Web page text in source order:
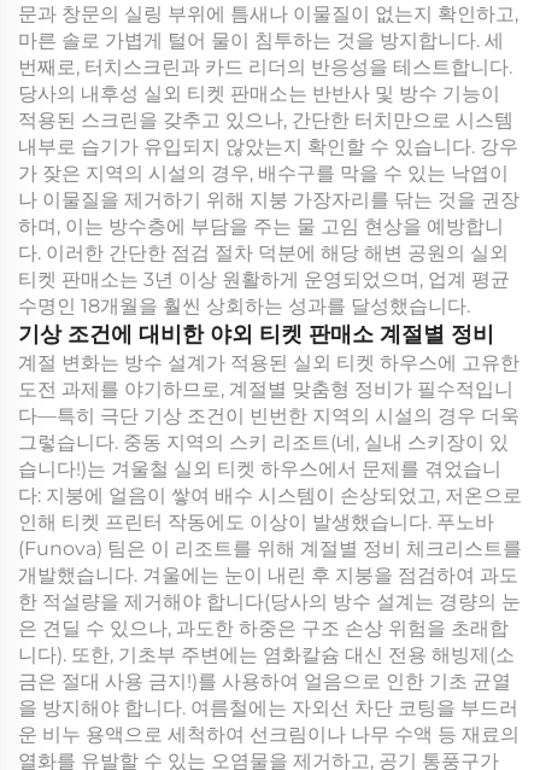
문과 창문의 실링 부위에 틈새나 이물질이 없는지 확인하고,
마른 솔로 가볍게 털어 물이 침투하는 것을 방지합니다. 세
번째로, 터치스크린과 카드 리더의 반응성을 테스트합니다.
당사의 내후성 실외 티켓 판매소는 반반사 및 방수 기능이
적용된 스크린을 갖추고 있으나, 간단한 터치만으로 시스템
내부로 습기가 유입되지 않았는지 확인할 수 있습니다. 강우
가 잦은 지역의 시설의 경우, 배수구를 막을 수 있는 낙엽이
나 이물질을 제거하기 위해 지붕 가장자리를 닦는 것을 권장
하며, 이는 방수층에 부담을 주는 물 고임 현상을 예방합니
다. 이러한 간단한 점검 절차 덕분에 해당 해변 공원의 실외
티켓 판매소는 3년 이상 원활하게 운영되었으며, 업계 평균
수명인 18개월을 훨씬 상회하는 성과를 달성했습니다.
기상 조건에 대비한 야외 티켓 판매소 계절별 정비
계절 변화는 방수 설계가 적용된 실외 티켓 하우스에 고유한
도전 과제를 야기하므로, 계절별 맞춤형 정비가 필수적입니
다—특히 극단 기상 조건이 빈번한 지역의 시설의 경우 더욱
그렇습니다. 중동 지역의 스키 리조트(네, 실내 스키장이 있
습니다!)는 겨울철 실외 티켓 하우스에서 문제를 겪었습니
다: 지붕에 얼음이 쌓여 배수 시스템이 손상되었고, 저온으로
인해 티켓 프린터 작동에도 이상이 발생했습니다. 푸노바
(Funova) 팀은 이 리조트를 위해 계절별 정비 체크리스트를
개발했습니다. 겨울에는 눈이 내린 후 지붕을 점검하여 과도
한 적설량을 제거해야 합니다(당사의 방수 설계는 경량의 눈
은 견딜 수 있으나, 과도한 하중은 구조 손상 위험을 초래합
니다). 또한, 기초부 주변에는 염화칼슘 대신 전용 해빙제(소
금은 절대 사용 금지!)를 사용하여 얼음으로 인한 기초 균열
을 방지해야 합니다. 여름철에는 자외선 차단 코팅을 부드러
운 비누 용액으로 세척하여 선크림이나 나무 수액 등 재료의
열화를 유발할 수 있는 오염물을 제거하고, 공기 통풍구가